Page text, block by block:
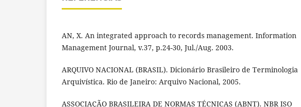
AN, X. An integrated approach to records management. Information
Management Journal, v.37, p.24-30, Jul./Aug. 2003.
ARQUIVO NACIONAL (BRASIL). Dicionário Brasileiro de Terminologia
Arquivística. Rio de Janeiro: Arquivo Nacional, 2005.
ASSOCIAÇÃO BRASILEIRA DE NORMAS TÉCNICAS (ABNT). NBR ISO